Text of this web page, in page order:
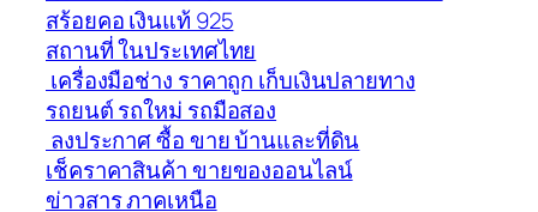
สร้อยคอ เงินแท้ 925
สถานที่ ในประเทศไทย
เครื่องมือช่าง ราคาถูก เก็บเงินปลายทาง
รถยนต์ รถใหม่ รถมือสอง
ลงประกาศ ซื้อ ขาย บ้านและที่ดิน
เช็คราคาสินค้า ขายของออนไลน์
ข่าวสาร ภาคเหนือ